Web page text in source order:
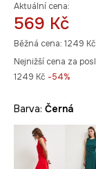
Aktuální cena:
569 Kč
Běžná cena: 1249 Kč
Nejnižší cena za
1249 Kč -54%
Barva: černá